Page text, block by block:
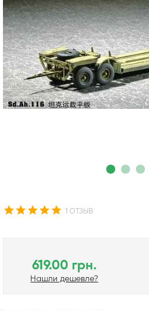
1 ОТЗЫВ
619.00 грн.
Нашли дешевле?